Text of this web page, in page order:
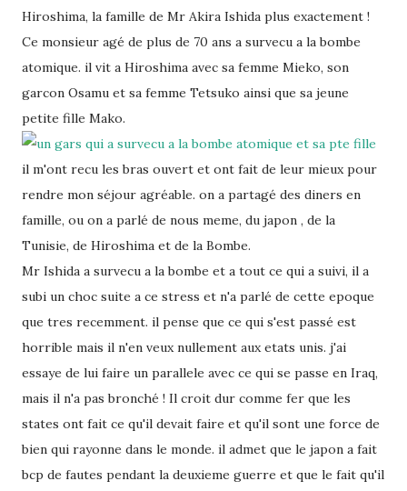
Hiroshima, la famille de Mr Akira Ishida plus exactement !
Ce monsieur agé de plus de 70 ans a survecu a la bombe
atomique. il vit a Hiroshima avec sa femme Mieko, son
garcon Osamu et sa femme Tetsuko ainsi que sa jeune
petite fille Mako.
il m'ont recu les bras ouvert et ont fait de leur mieux pour
rendre mon séjour agréable. on a partagé des diners en
famille, ou on a parlé de nous meme, du japon , de la
Tunisie, de Hiroshima et de la Bombe.
Mr Ishida a survecu a la bombe et a tout ce qui a suivi, il a
subi un choc suite a ce stress et n'a parlé de cette epoque
que tres recemment. il pense que ce qui s'est passé est
horrible mais il n'en veux nullement aux etats unis. j'ai
essaye de lui faire un parallele avec ce qui se passe en Iraq,
mais il n'a pas bronché ! Il croit dur comme fer que les
states ont fait ce qu'il devait faire et qu'il sont une force de
bien qui rayonne dans le monde. il admet que le japon a fait
bcp de fautes pendant la deuxieme guerre et que le fait qu'il